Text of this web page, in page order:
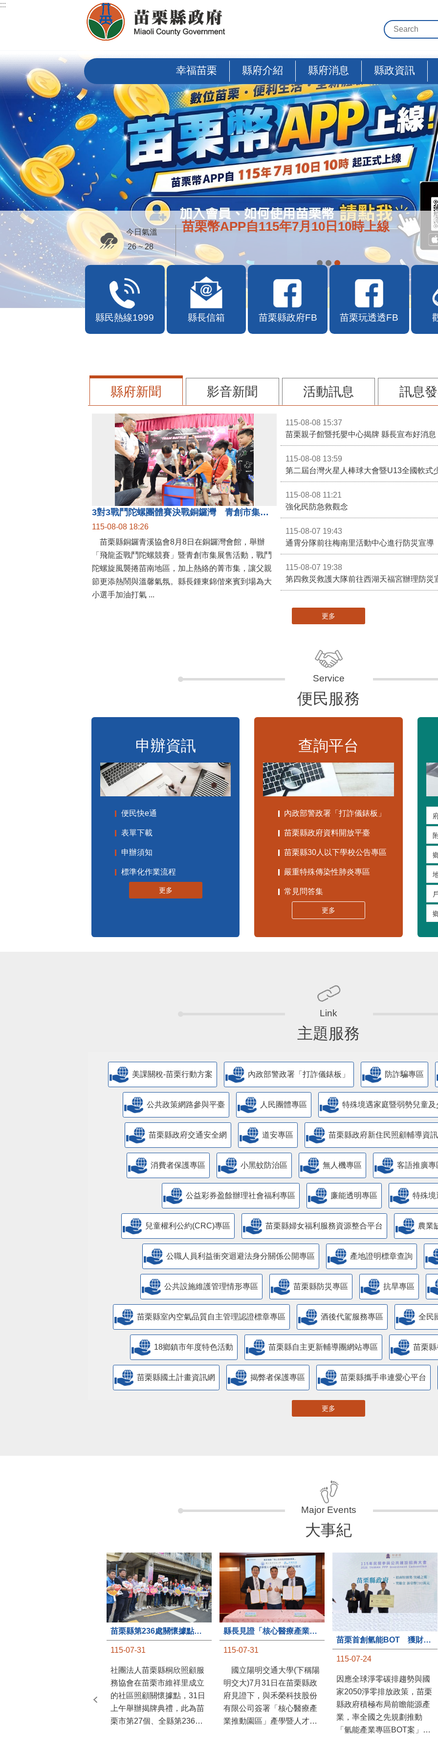
跳到主要內容區塊
:::
幸福苗栗 縣府介紹 縣府消息 縣政資訊
苗栗幣APP自115年7月10日10時上線
今日氣溫
26 ~ 28
縣民熱線1999 縣長信箱 苗栗縣政府FB 苗栗玩透透FB
縣府新聞 影音新聞 活動訊息 訊息
3對3戰鬥陀螺團體賽決戰銅鑼灣 青創市集展售為父親節增添繽紛
115-08-08 18:26
苗栗縣銅鑼青溪協會8月8日在銅鑼灣會館，舉辦
「飛龍盃戰鬥陀螺競賽」暨青創市集展售活動，戰鬥
陀螺旋風襲捲苗南地區，加上熱絡的菁市集，讓父親
節更添熱鬧與溫馨氣氛。縣長鍾東錦偕來賓到場為大
小選手加油打氣 ...
115-08-08 15:37
苗栗親子館暨托嬰中心揭牌 縣長宣布好消
115-08-08 13:59
第二屆台灣火星人棒球大會暨U13全國軟式
115-08-08 11:21
強化民防急救觀念
115-08-07 19:43
通霄分隊前往梅南里活動中心進行防災宣導
115-08-07 19:38
第四救災救護大隊前往西湖天福宮辦理防災
更多
便民服務
申辦資訊
便民快e通
表單下載
申辦須知
標準化作業流程
更多
查詢平台
內政部警政署「打詐儀錶板」
苗栗縣政府資料開放平臺
苗栗縣30人以下學校公告專區
嚴重特殊傳染性肺炎專區
常見問答集
更多
主題服務
美課關稅-苗栗行動方案 內政部警政署「打詐儀錶板」 防詐騙專區
公共政策網路參與平臺 人民團體專區 特殊境遇家庭暨弱勢兒童
苗栗縣政府交通安全網 道安專區 苗栗縣政府新住民照顧輔導資
消費者保護專區 小黑蚊防治區 無人機專區 客語推廣專
公益彩券盈餘辦理社會福利專區 廉能透明專區 特殊境
兒童權利公約(CRC)專區 苗栗縣婦女福利服務資源整合平台 農業
公職人員利益衝突迴避法身分關係公開專區 產地證明標章查詢
​公共設施維護管理情形專區 苗栗縣防災專區 抗旱專區
苗栗縣室內空氣品質自主管理認證標章專區 酒後代駕服務專區 全民
18鄉鎮市年度特色活動 苗栗縣自主更新輔導團網站專區 苗栗
苗栗縣國土計畫資訊網 揭弊者保護專區 苗栗縣攜手串連愛心平台
更多
大事紀
苗栗縣第236處關懷據點在苗栗市維祥里揭牌
115-07-31
社團法人苗栗縣桐欣照顧服
務協會在苗栗市維祥里成立
的社區照顧關懷據點，31日
上午舉辦揭牌典禮，此為苗
栗市第27個、全縣第236處
縣長見證「核心醫療產業推動園區」產學合作簽約儀式
115-07-31
國立陽明交通大學(下稱陽
明交大)7月31日在苗栗縣政
府見證下，與禾榮科技股份
有限公司簽署「核心醫療產
業推動園區」產學暨人才培
苗栗首創氫能BOT 獲財政部「突破之翼」肯定
115-07-24
因應全球淨零碳排趨勢與國
家2050淨零排放政策，苗栗
縣政府積極布局前瞻能源產
業，率全國之先規劃推動
「氫能產業專區BOT案」，